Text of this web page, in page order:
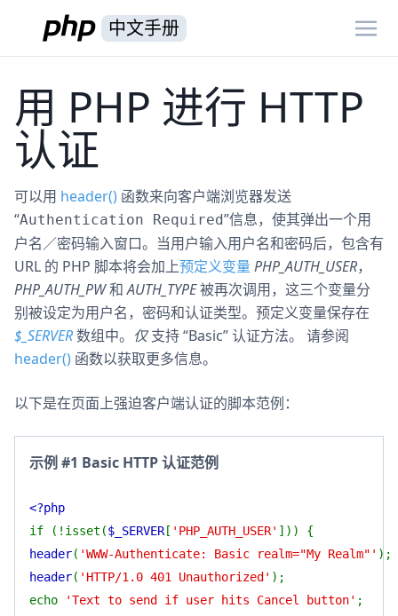
中文手册
用 PHP 进行 HTTP
认证
可以用 header() 函数来向客户端浏览器发送
“Authentication Required”信息，使其弹出一个用
户名／密码输入窗口。当用户输入用户名和密码后，包含有
URL 的 PHP 脚本将会加上预定义变量 PHP_AUTH_USER，
PHP_AUTH_PW和AUTH_TYPE被再次调用，这三个变量分
别被设定为用户名，密码和认证类型。预定义变量保存在
$_SERVER数组中。 仅支持 “Basic” 认证方法。 请参阅
header() 函数以获取更多信息。
以下是在页面上强迫客户端认证的脚本范例：
示例 #1 Basic HTTP 认证范例
<?php
if (!isset($_SERVER [ 'PHP_AUTH_USER' ])) {
header( 'WWW-Authenticate: Basic realm="My Realm"' );
header( 'HTTP/1.0 401 Unauthorized' );
echo
'Text to send if user hits Cancel button' ;